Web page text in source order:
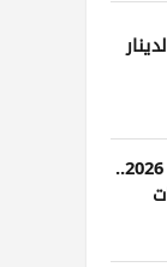
من ودية الأربعاء إلى كأس العالم 2026..